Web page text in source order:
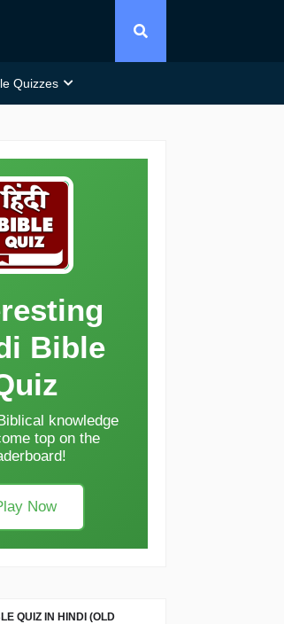
Quizzes
Bible
knowledge
top on the
Now
QUIZ IN HINDI (OLD